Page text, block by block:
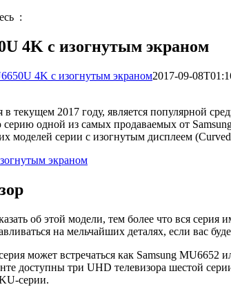
:
4K с изогнутым экраном
4K с изогнутым экраном2017-09-
текущем 2017 году, является популярной
серию одной из самых продаваемых от
моделей серии с изогнутым дисплеем
об этой модели, тем более что вся серия
на мельчайших деталях, если вас
может встречаться как Samsung MU6652
доступны три UHD телевизора шестой
серии.